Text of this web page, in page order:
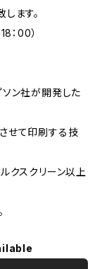
ます。
：00）
ソン社が開発した
せて印刷する技
クスクリーン以上